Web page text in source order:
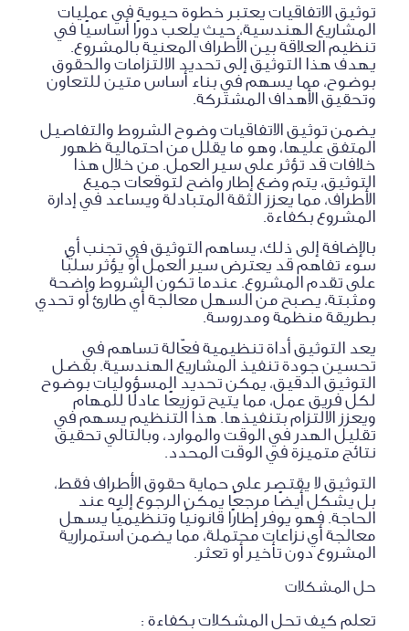
توثيق الاتفاقيات يعتبر خطوة حيوية في عمليات
المشاريع الهندسية، حيث يلعب دورًا أساسيًا في
تنظيم العلاقة بين الأطراف المعنية بالمشروع.
يهدف هذا التوثيق إلى تحديد الالتزامات والحقوق
بوضوح، مما يسهم في بناء أساس متين للتعاون
وتحقيق الأهداف المشتركة.
يضمن توثيق الاتفاقيات وضوح الشروط والتفاصيل
المتفق عليها، وهو ما يقلل من احتمالية ظهور
خلافات قد تؤثر على سير العمل. من خلال هذا
التوثيق، يتم وضع إطار واضح لتوقعات جميع
الأطراف، مما يعزز الثقة المتبادلة ويساعد في إدارة
المشروع بكفاءة.
بالإضافة إلى ذلك، يساهم التوثيق في تجنب أي
سوء تفاهم قد يعترض سير العمل أو يؤثر سلبًا
على تقدم المشروع. عندما تكون الشروط واضحة
ومثبتة، يصبح من السهل معالجة أي طارئ أو تحدي
بطريقة منظمة ومدروسة.
يعد التوثيق أداة تنظيمية فعّالة تساهم في
تحسين جودة تنفيذ المشاريع الهندسية. بفضل
التوثيق الدقيق، يمكن تحديد المسؤوليات بوضوح
لكل فريق عمل، مما يتيح توزيعًا عادلًا للمهام
ويعزز الالتزام بتنفيذها. هذا التنظيم يسهم في
تقليل الهدر في الوقت والموارد، وبالتالي تحقيق
نتائج متميزة في الوقت المحدد.
التوثيق لا يقتصر على حماية حقوق الأطراف فقط،
بل يشكل أيضًا مرجعًا يمكن الرجوع إليه عند
الحاجة. فهو يوفر إطارًا قانونيًا وتنظيميًا يسهل
معالجة أي نزاعات محتملة، مما يضمن استمرارية
المشروع دون تأخير أو تعثر.
حل المشكلات
تعلم كيف تحل المشكلات بكفاءة :